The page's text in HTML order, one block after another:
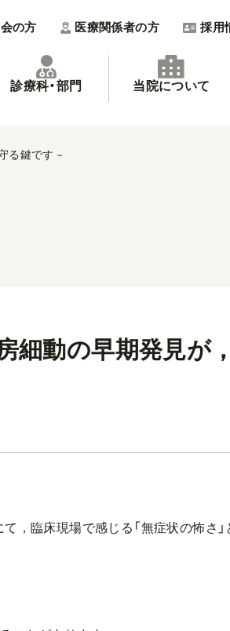
会の方 医療関係者の方 採用
診療科・部門 当院について
る鍵です－
細動の早期発見が
，臨床現場で感じる「無症状の怖さ」